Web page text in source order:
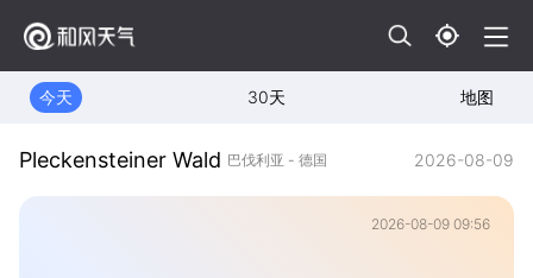
今天 30天 地图
Pleckensteiner Wald 巴伐利亚 - 德国 2026-08-09
2026-08-09 09:56